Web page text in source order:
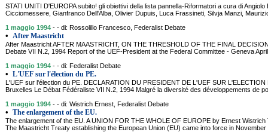
STATI UNITI D'EUROPA subito! gli obiettivi della lista pannella-Riformatori a cura di Angiolo
Cicciomessere, Gianfranco Dell'Alba, Olivier Dupuis, Luca Frassineti, Silvja Manzi,
1 maggio 1994 - - di: Rossolillo Francesco, Federalist Debate
• After Maastricht
After Maastricht AFTER MAASTRICHT, ON THE THRESHOLD OF THE FINAL
Debate VII N.2, 1994 Report of the UEF-President at the Federal Committee - Geneva
1 maggio 1994 - - di: Federalist Debate
• L'UEF sur l'élection du PE.
L'UEF sur l'élection du PE. DECLARATION DU PRESIDENT DE L'UEF SUR
Bruxelles Le Débat Fédéraliste VII N.2, 1994 Malgré la diversité des développements de
1 maggio 1994 - - di: Wistrich Ernest, Federalist Debate
• The enlargement of the EU.
The enlargement of the EU. A UNION FOR THE WHOLE OF EUROPE by Ernest
The Maastricht Treaty establishing the European Union (EU) came into force in